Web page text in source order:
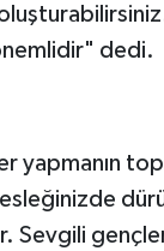
dedi.
yapmanın
Sevgili